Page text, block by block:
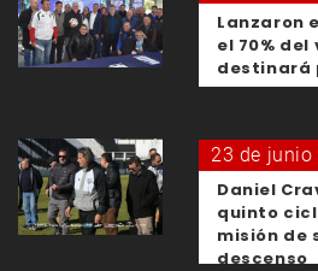
Lanzaron
el 70%
destinará
23 de junio
Daniel
quinto
misión de
descenso